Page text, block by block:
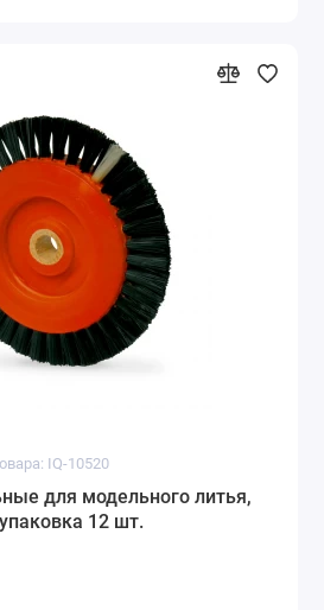
IQ-10520
для модельного литья,
12 шт.